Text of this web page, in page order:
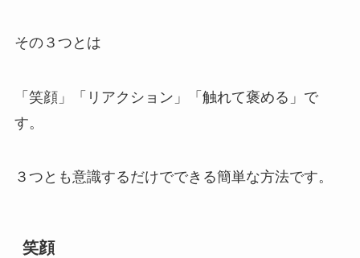
その３つとは
「笑顔」「リアクション」「触れて褒める」で
す。
３つとも意識するだけでできる簡単な方法です。
笑顔